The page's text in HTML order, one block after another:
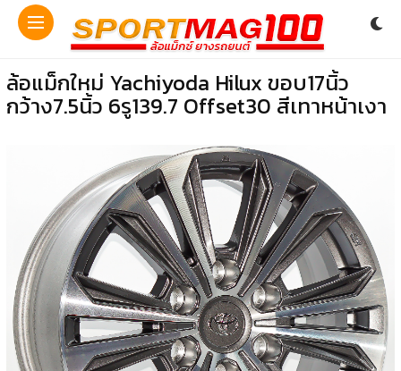
ล้อแม็กใหม่ Yachiyoda Hilux ขอบ17นิ้ว
กว้าง7.5นิ้ว 6รู139.7 Offset30 สีเทาหน้าเงา